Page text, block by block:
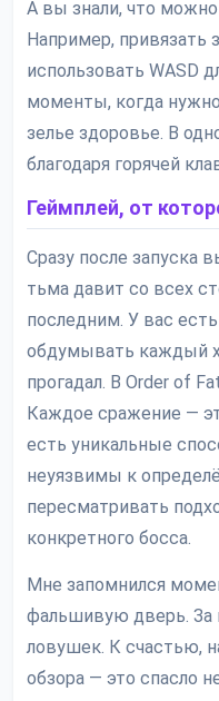
А вы знали, что можно
Например, привязать
использовать WASD
моменты, когда
зелье здоровье. В
благодаря горячей
Геймплей, от
Сразу после запуска
тьма давит со всех
последним. У вас
обдумывать каждый
прогадал. В Order of
Каждое сражение —
есть уникальные
неуязвимы к
пересматривать
конкретного босса.
Мне запомнился
фальшивую дверь. За
ловушек. К счастью,
обзора — это спасло